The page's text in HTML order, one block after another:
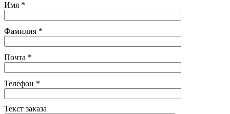
Имя *
Фамилия *
Почта *
Телефон *
Текст заказа